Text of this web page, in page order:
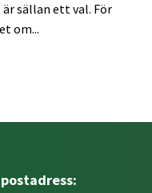
sällan ett val. För
om...